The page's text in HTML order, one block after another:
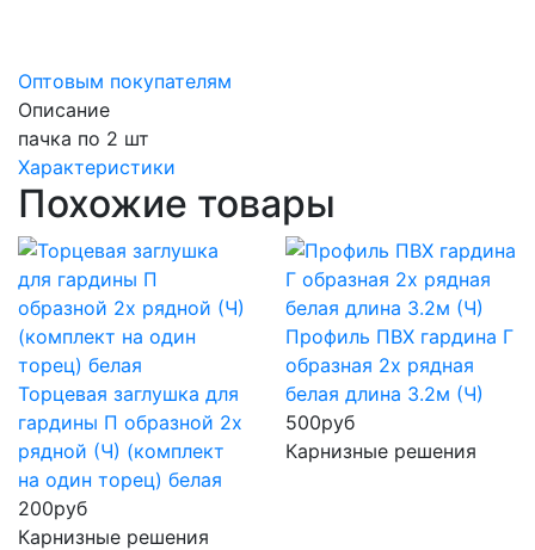
Оптовым покупателям
Описание
пачка по 2 шт
Характеристики
Похожие товары
Торцевая заглушка для
гардины П образной 2х
рядной (Ч) (комплект
на один торец) белая
200руб
Карнизные решения
Профиль ПВХ гардина Г
образная 2х рядная
белая длина 3.2м (Ч)
500руб
Карнизные решения